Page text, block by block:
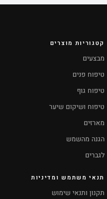
קטגוריות מוצרים
מבצעים
טיפוח פנים
טיפוח גוף
טיפוח ושיקום שיער
מארזים
הגנה מהשמש
לגברים
תנאי משתמש ומדיניות
תקנון ותנאי שימוש